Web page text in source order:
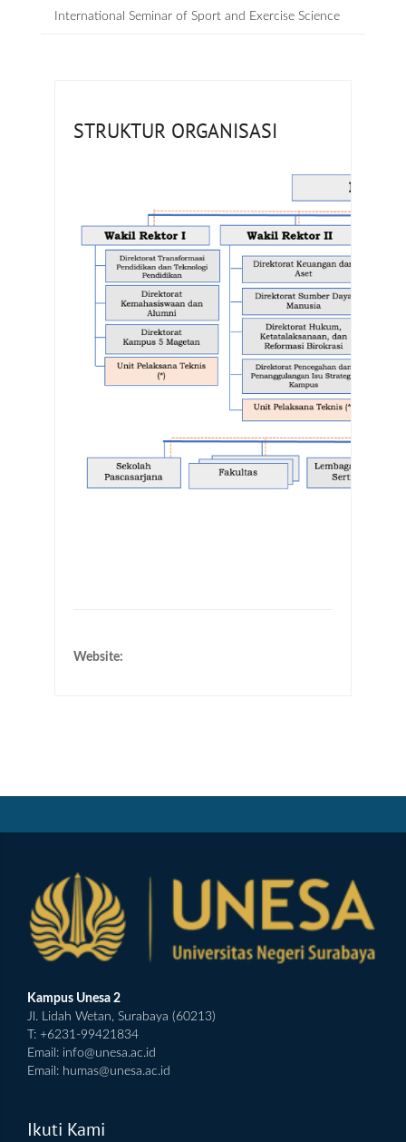
International Seminar of Sport and Exercise Science
STRUKTUR ORGANISASI
Website:
Kampus Unesa 2
Jl. Lidah Wetan, Surabaya (60213)
T: +6231-99421834
Email: info@unesa.ac.id
Email: humas@unesa.ac.id
Ikuti Kami